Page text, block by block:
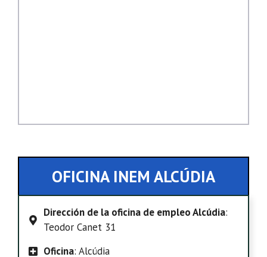
OFICINA INEM ALCÚDIA
Dirección de la oficina de empleo Alcúdia:
Teodor Canet 31
Oficina: Alcúdia